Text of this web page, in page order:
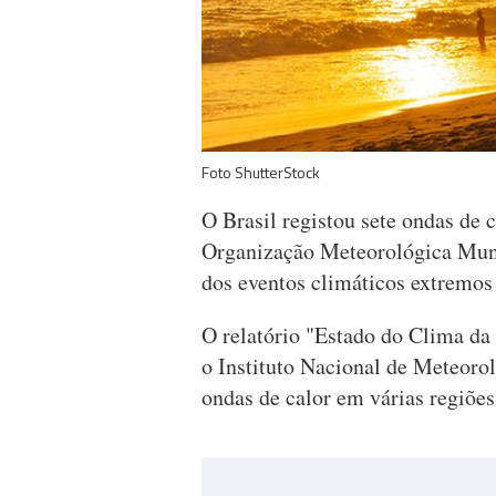
Foto ShutterStock
O Brasil registou sete ondas de
Organização Meteorológica
dos eventos climáticos
O relatório "Estado do Clima
o Instituto Nacional de
ondas de calor em várias